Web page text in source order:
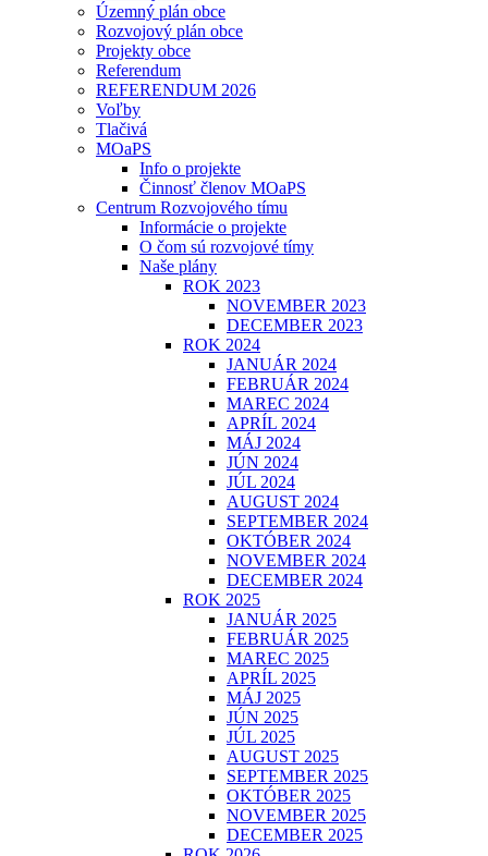
Územný plán obce
Rozvojový plán obce
Projekty obce
Referendum
REFERENDUM 2026
Voľby
Tlačivá
MOaPS
Info o projekte
Činnosť členov MOaPS
Centrum Rozvojového tímu
Informácie o projekte
O čom sú rozvojové tímy
Naše plány
ROK 2023
NOVEMBER 2023
DECEMBER 2023
ROK 2024
JANUÁR 2024
FEBRUÁR 2024
MAREC 2024
APRÍL 2024
MÁJ 2024
JÚN 2024
JÚL 2024
AUGUST 2024
SEPTEMBER 2024
OKTÓBER 2024
NOVEMBER 2024
DECEMBER 2024
ROK 2025
JANUÁR 2025
FEBRUÁR 2025
MAREC 2025
APRÍL 2025
MÁJ 2025
JÚN 2025
JÚL 2025
AUGUST 2025
SEPTEMBER 2025
OKTÓBER 2025
NOVEMBER 2025
DECEMBER 2025